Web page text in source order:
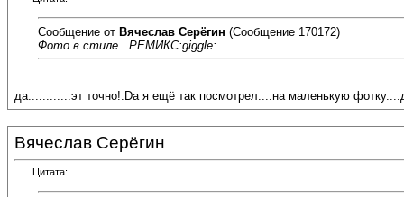
Сообщение от Вячеслав Серёгин (Сообщение 170172)
Фото в стиле...РЕМИКС:giggle:
да............эт точно!:Dа я ещё так посмотрел....на маленькую
Вячеслав Серёгин
Цитата: